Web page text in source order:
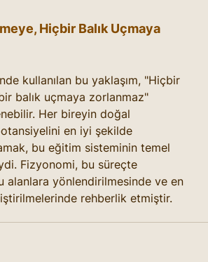
Hiçbir Balık Uçmaya
kullanılan bu yaklaşım, "Hiçbir
balık uçmaya zorlanmaz"
Her bireyin doğal
en iyi şekilde
bu eğitim sisteminin temel
Fizyonomi, bu süreçte
alanlara yönlendirilmesinde ve en
rehberlik etmiştir.